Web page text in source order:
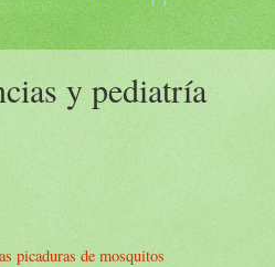
y pediatría
picaduras de mosquitos